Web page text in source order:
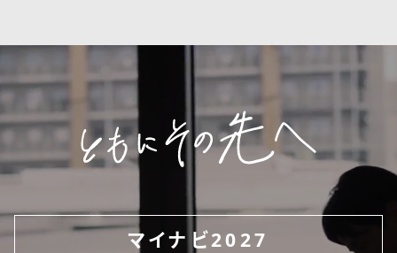
マイナビ2027